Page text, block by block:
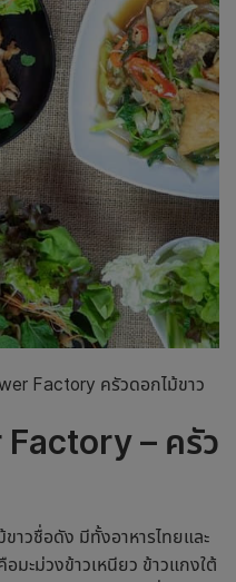
Factory ครัวดอกไม้ขาว
– ครัว
าวชื่อดัง มีทั้งอาหารไทยและ
มะม่วงข้าวเหนียว ข้าวแกงใต้